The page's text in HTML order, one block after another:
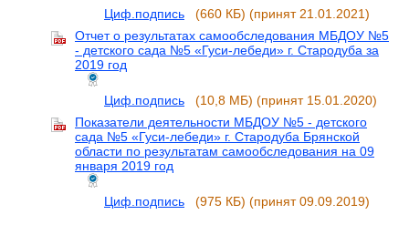
Циф.подпись (660 КБ) (принят 21.01.2021)
Отчет о результатах самообследования МБДОУ №5
- детского сада №5 «Гуси-лебеди» г. Стародуба за
2019 год
Циф.подпись (10,8 МБ) (принят 15.01.2020)
Показатели деятельности МБДОУ №5 - детского
сада №5 «Гуси-лебеди» г. Стародуба Брянской
области по результатам самообследования на 09
января 2019 год
Циф.подпись (975 КБ) (принят 09.09.2019)